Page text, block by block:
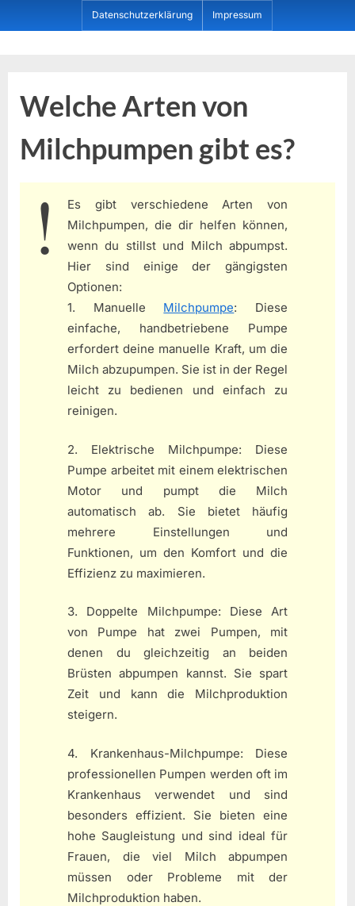
to
Datenschutzerklärung Impressum
Welche Arten von
Milchpumpen gibt es?
Es gibt verschiedene Arten von
Milchpumpen, die dir helfen können,
wenn du stillst und Milch abpumpst.
Hier sind einige der gängigsten
Optionen:
1. Manuelle Milchpumpe: Diese
einfache, handbetriebene Pumpe
erfordert deine manuelle Kraft, um die
Milch abzupumpen. Sie ist in der Regel
leicht zu bedienen und einfach zu
reinigen.
2. Elektrische Milchpumpe: Diese
Pumpe arbeitet mit einem elektrischen
Motor und pumpt die Milch
automatisch ab. Sie bietet häufig
mehrere Einstellungen und
Funktionen, um den Komfort und die
Effizienz zu maximieren.
3. Doppelte Milchpumpe: Diese Art
von Pumpe hat zwei Pumpen, mit
denen du gleichzeitig an beiden
Brüsten abpumpen kannst. Sie spart
Zeit und kann die Milchproduktion
steigern.
4. Krankenhaus-Milchpumpe: Diese
professionellen Pumpen werden oft im
Krankenhaus verwendet und sind
besonders effizient. Sie bieten eine
hohe Saugleistung und sind ideal für
Frauen, die viel Milch abpumpen
müssen oder Probleme mit der
Milchproduktion haben.